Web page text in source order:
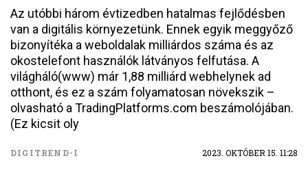
Az utóbbi három évtizedben hatalmas fejlődésben
van a digitális környezetünk. Ennek egyik meggyőző
bizonyítéka a weboldalak milliárdos száma és az
okostelefont használók látványos felfutása. A
világháló(www) már 1,88 milliárd webhelynek ad
otthont, és ez a szám folyamatosan növekszik –
olvasható a TradingPlatforms.com beszámolójában.
(Ez kicsit oly
DIGITREND-I 2023. OKTÓBER 15. 11:28